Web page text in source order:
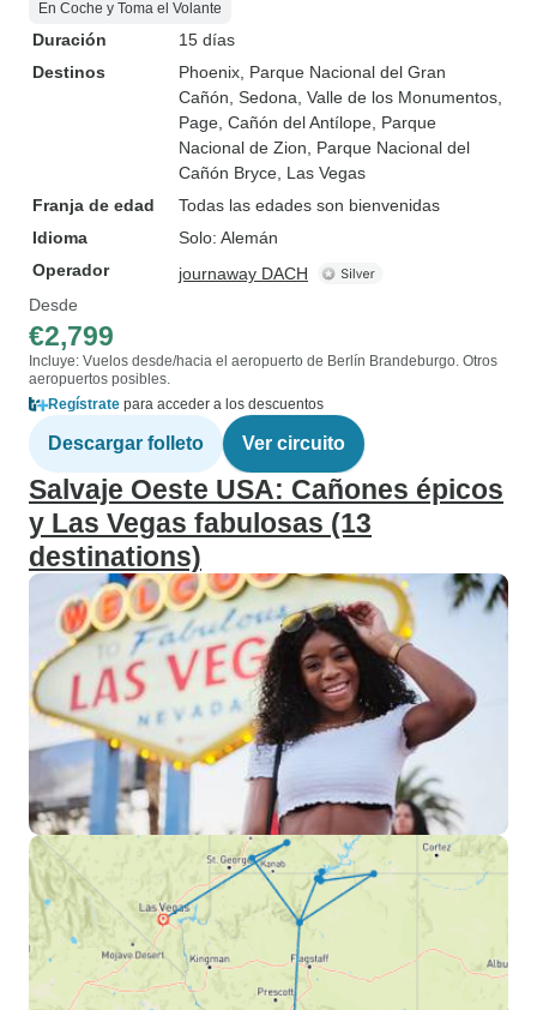
En Coche y Toma el Volante
Duración
15 días
Destinos
Phoenix , Parque Nacional del Gran
Cañón , Sedona , Valle de los Monumentos
Page , Cañón del Antílope , Parque
Nacional de Zion , Parque Nacional del
Cañón Bryce , Las Vegas
Franja de edad
Todas las edades son bienvenidas
Idioma
Solo: Alemán
Operador
journaway DACH
Desde
€2,799
Incluye: Vuelos desde/hacia el aeropuerto de Berlín Brandeburgo. Otros
aeropuertos posibles.
Regístrate para acceder a los descuentos
Descargar folleto Ver circuito
Salvaje Oeste USA: Cañones épicos
y Las Vegas fabulosas (13
destinations)